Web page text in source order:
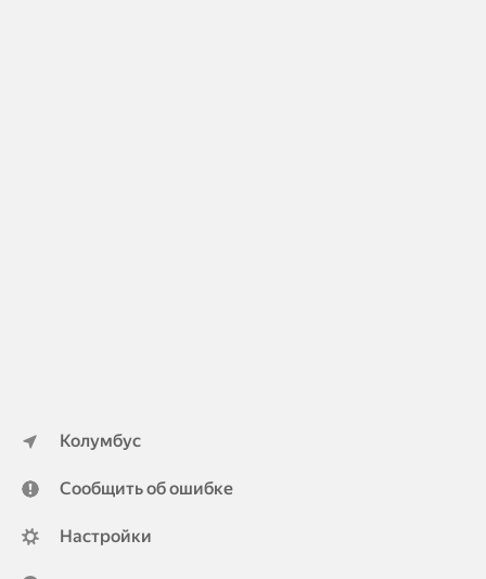
Колумбус
Сообщить об ошибке
Настройки